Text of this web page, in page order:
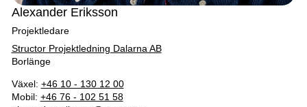
Alexander Eriksson
Projektledare
Structor Projektledning Dalarna AB
Borlänge
Växel: +46 10 - 130 12 00
Mobil: +46 76 - 102 51 58